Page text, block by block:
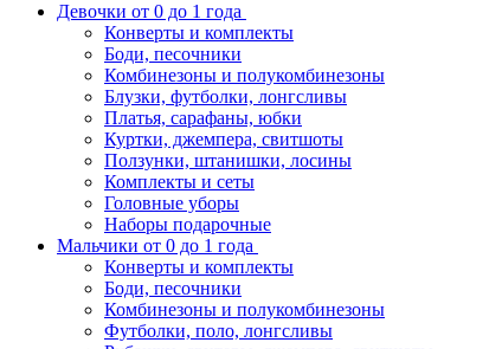
Девочки от 0 до 1 года
Конверты и комплекты
Боди, песочники
Комбинезоны и полукомбинезоны
Блузки, футболки, лонгсливы
Платья, сарафаны, юбки
Куртки, джемпера, свитшоты
Ползунки, штанишки, лосины
Комплекты и сеты
Головные уборы
Наборы подарочные
Мальчики от 0 до 1 года
Конверты и комплекты
Боди, песочники
Комбинезоны и полукомбинезоны
Футболки, поло, лонгсливы